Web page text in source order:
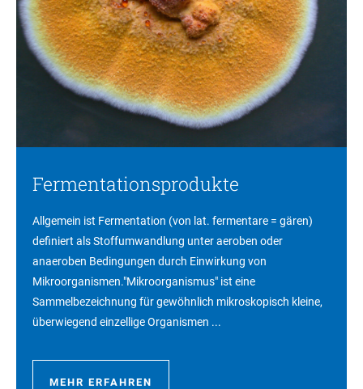
Fermentationsprodukte
Allgemein ist Fermentation (von lat. fermentare = gären)
definiert als Stoffumwandlung unter aeroben oder
anaeroben Bedingungen durch Einwirkung von
Mikroorganismen."Mikroorganismus" ist eine
Sammelbezeichnung für gewöhnlich mikroskopisch kleine,
überwiegend einzellige Organismen ...
MEHR ERFAHREN